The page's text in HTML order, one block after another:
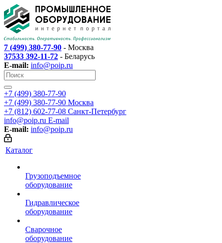
7 (499) 380-77-90 - Москва
37533 392-11-72 - Беларусь
E-mail: info@poip.ru
+7 (499) 380-77-90
+7 (499) 380-77-90 Москва
+7 (812) 602-77-08 Санкт-Петербург
info@poip.ru E-mail
E-mail: info@poip.ru
Каталог
Грузоподъемное
оборудование
Гидравлическое
оборудование
Сварочное
оборудование